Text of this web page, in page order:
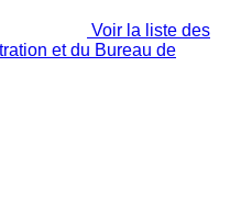
Voir la liste des
et du Bureau de